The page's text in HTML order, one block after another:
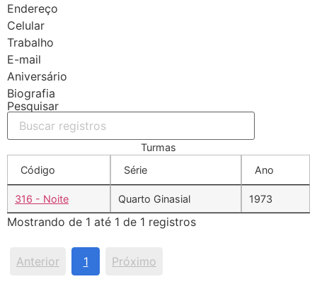
Endereço
Celular
Trabalho
E-mail
Aniversário
Biografia
Pesquisar
Turmas
Código
Série Ano
316 - Noite Quarto Ginasial 1973
Mostrando de 1 até 1 de 1 registros
Anterior 1 Próximo